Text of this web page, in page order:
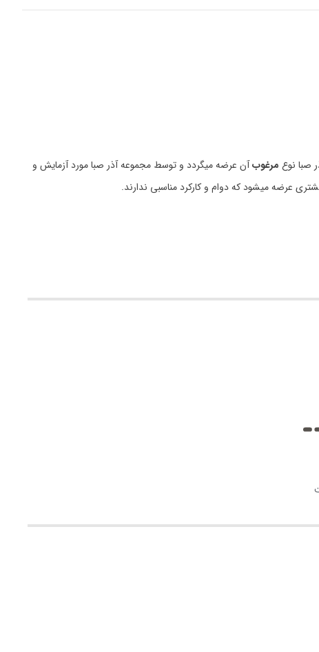
صبا نوع مرغوبآن عرضه میگردد و توسط مجموعه آذر صبا مورد آزمایش و
عرضه میشود که دوام و کارکرد مناسبی ندارند.